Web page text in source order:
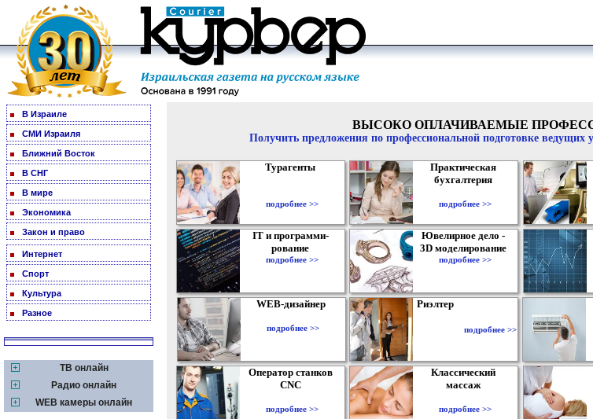
В Израиле
СМИ Израиля
Ближний Восток
В СНГ
В мире
Экономика
Закон и право
Интернет
Спорт
Культура
Разное
ТВ онлайн
Радио онлайн
WEB камеры онлайн
ВЫСОКО ОПЛАЧИВАЕМЫЕ
Получить предложения по профессиональной подготовке ведущих
Турагенты
подробнее >>
Практическая
бухгалтерия
подробнее >>
IT и программи-
рование
подробнее >>
Ювелирное дело -
3D моделирование
подробнее >>
WEB-дизайнер
подробнее >>
Риэлтер
подробнее >>
Оператор станков
CNC
подробнее >>
Классический
массаж
подробнее >>